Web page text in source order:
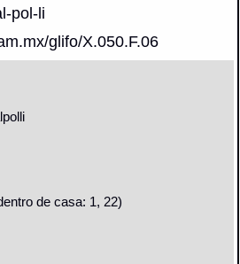
pol-li
glifo/X.050.F.06
de casa: 1, 22)